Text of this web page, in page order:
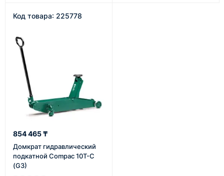
Код товара: 225778
854 465 ₸
Домкрат гидравлический
подкатной Compac 10T-C
(G3)